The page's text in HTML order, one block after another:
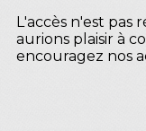
L'accès n'est pas
aurions plaisir à
encouragez nos